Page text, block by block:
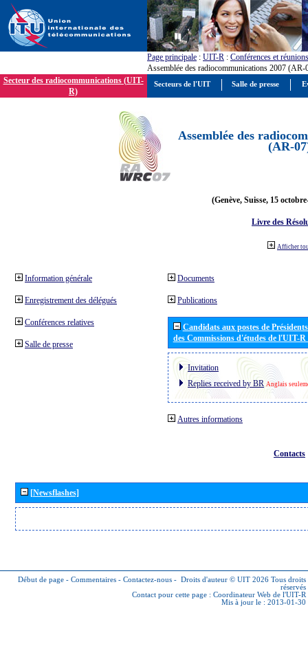
Page principale : UIT-R : Conférences et réunions
Assemblée des radiocommunications 2007 (AR-
Secteur des radiocommunications (UIT-
R)
Assemblée des
(AR-
(Genève, Suisse, 15
Livre des
Afficher
Information générale
Enregistrement des délégués
Conférences relatives
Salle de presse
Documents
Publications
Candidats aux postes de
des Commissions d'études de l'UIT-
Invitation
Replies received by BR Anglais
Autres informations
Contacts
[Newsflashes]
Début de page - Commentaires - Contactez-nous - Droits d'auteur © UIT 2026 Tous droits
réservés
Contact pour cette page : Coordinateur Web de l'UIT-R
Mis à jour le : 2013-01-30
Secteurs de l'UIT Salle de presse